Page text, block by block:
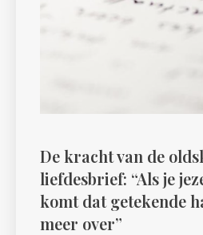
De kracht van de
liefdesbrief: “Als je
komt dat getekende
meer over”